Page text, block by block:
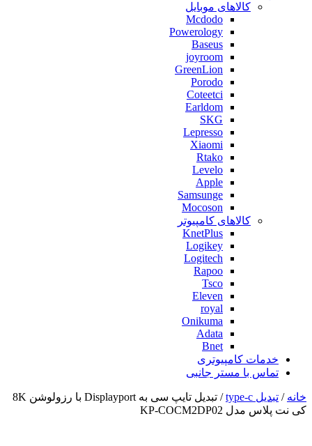
کالاهای موبایل
Mcdodo
Powerology
Baseus
joyroom
GreenLion
Porodo
Coteetci
Earldom
SKG
Lepresso
Xiaomi
Rtako
Levelo
Apple
Samsunge
Mocoson
کالاهای کامپیوتر
KnetPlus
Logikey
Logitech
Rapoo
Tsco
Eleven
royal
Onikuma
Adata
Bnet
خدمات کامپیوتری
تماس با مستر جانبی
خانه / تبدیل type-c
/ تبدیل تایپ سی به Displayport با رزولوشن 8K
کی نت پلاس مدل KP-COCM2DP02